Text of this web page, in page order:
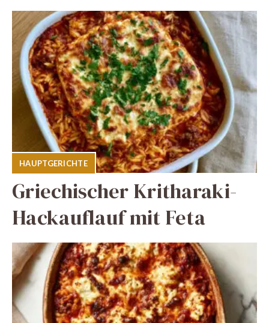
HAUPTGERICHTE
Griechischer Kritharaki-
Hackauflauf mit Feta